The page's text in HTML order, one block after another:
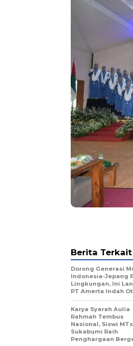
Berita Terkait
Dorong Generasi
Indonesia-Jepang
Lingkungan, Ini
PT Amerta Indah
Karya Syarah Aulia
Rahmah Tembus
Nasional, Siswi
Sukabumi Raih
Penghargaan